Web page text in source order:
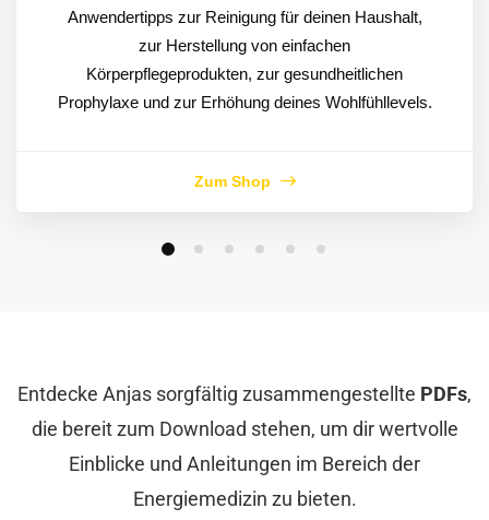
Anwendertipps zur Reinigung für deinen Haushalt,
zur Herstellung von einfachen
Körperpflegeprodukten, zur gesundheitlichen
Prophylaxe und zur Erhöhung deines Wohlfühllevels.
Zum Shop
Entdecke Anjas sorgfältig zusammengestellte PDFs,
die bereit zum Download stehen, um dir wertvolle
Einblicke und Anleitungen im Bereich der
Energiemedizin zu bieten.